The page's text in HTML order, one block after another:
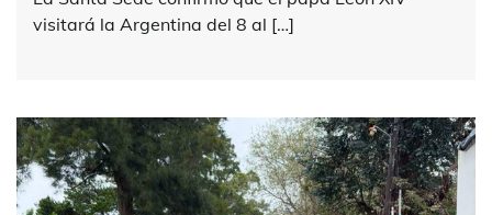
visitará la Argentina del 8 al […]